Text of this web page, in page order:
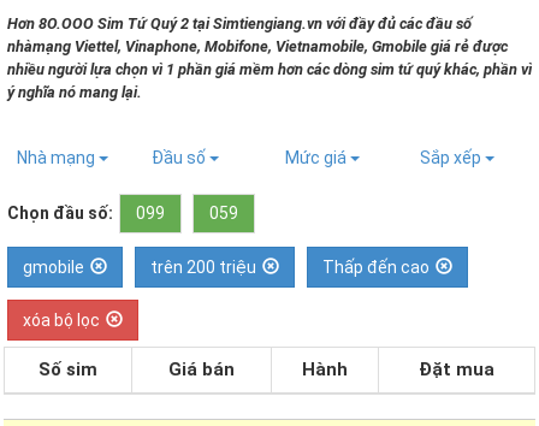
Hơn 8O.OOO Sim Tứ Quý 2 tại Simtiengiang.vn với đầy đủ các đầu số
nhàmạng Viettel, Vinaphone, Mobifone, Vietnamobile, Gmobile giá rẻ được
nhiều người lựa chọn vì 1 phần giá mềm hơn các dòng sim tứ quý khác, phần vì
ý nghĩa nó mang lại.
Nhà mạng Đầu số Mức giá Sắp xếp
Chọn đầu số: 099 059
gmobile trên 200 triệu Thấp đến cao
xóa bộ lọc
Số sim Giá bán Hành Đặt mua